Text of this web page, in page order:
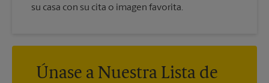
su casa con su cita o imagen favorita.
Únase a Nuestra Lista de